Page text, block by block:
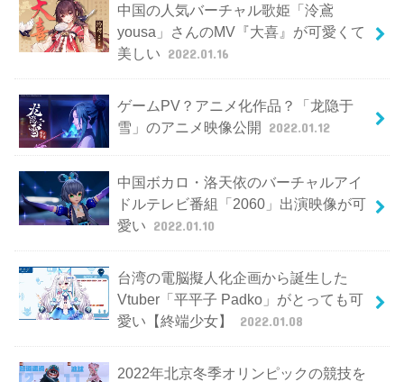
中国の人気バーチャル歌姫「泠鳶
yousa」さんのMV『大喜』が可愛くて
美しい 2022.01.16
ゲームPV？アニメ化作品？「龙隐于
雪」のアニメ映像公開 2022.01.12
中国ボカロ・洛天依のバーチャルアイ
ドルテレビ番組「2060」出演映像が可
愛い 2022.01.10
台湾の電脳擬人化企画から誕生した
Vtuber「平平子 Padko」がとっても可
愛い【終端少女】
2022.01.08
2022年北京冬季オリンピックの競技を